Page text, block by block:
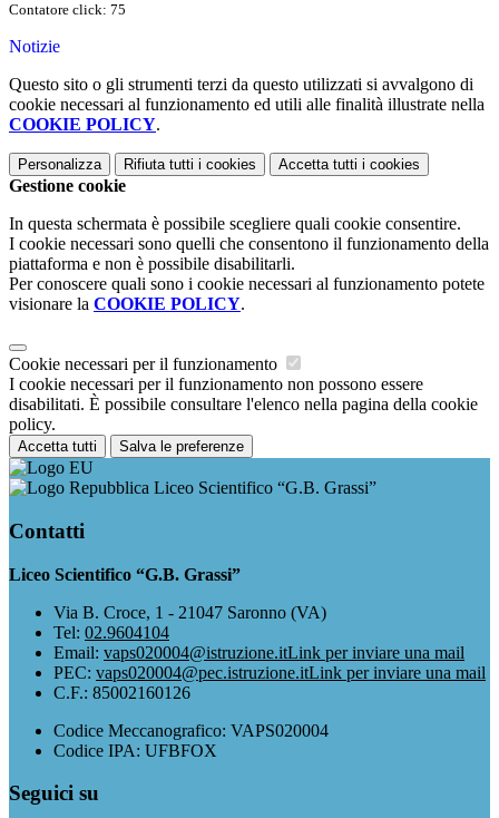
Contatore click: 75
Notizie
Questo sito o gli strumenti terzi da questo utilizzati si avvalgono di
cookie necessari al funzionamento ed utili alle finalità illustrate nella
COOKIE POLICY.
Personalizza Rifiuta tutti i cookies Accetta tutti i cookies
Gestione cookie
In questa schermata è possibile scegliere quali cookie consentire.
I cookie necessari sono quelli che consentono il funzionamento della
piattaforma e non è possibile disabilitarli.
Per conoscere quali sono i cookie necessari al funzionamento potete
visionare la COOKIE POLICY.
Cookie necessari per il funzionamento
I cookie necessari per il funzionamento non possono essere
disabilitati. È possibile consultare l'elenco nella pagina della cookie
policy.
Accetta tutti Salva le preferenze
Liceo Scientifico “G.B. Grassi”
Contatti
Liceo Scientifico “G.B. Grassi”
Via B. Croce, 1 - 21047 Saronno (VA)
Tel: 02.9604104
Email: vaps020004@istruzione.itLink per inviare una mail
PEC: vaps020004@pec.istruzione.itLink per inviare una mail
C.F.: 85002160126
Codice Meccanografico: VAPS020004
Codice IPA: UFBFOX
Seguici su